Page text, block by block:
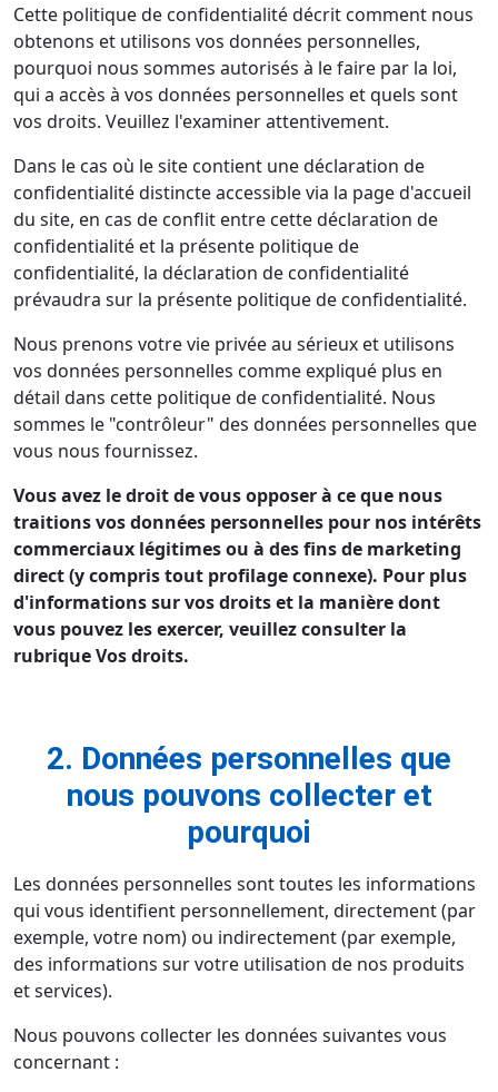
Cette politique de confidentialité décrit comment nous
obtenons et utilisons vos données personnelles,
pourquoi nous sommes autorisés à le faire par la loi,
qui a accès à vos données personnelles et quels sont
vos droits. Veuillez l'examiner attentivement.
Dans le cas où le site contient une déclaration de
confidentialité distincte accessible via la page d'accueil
du site, en cas de conflit entre cette déclaration de
confidentialité et la présente politique de
confidentialité, la déclaration de confidentialité
prévaudra sur la présente politique de confidentialité.
Nous prenons votre vie privée au sérieux et utilisons
vos données personnelles comme expliqué plus en
détail dans cette politique de confidentialité. Nous
sommes le "contrôleur" des données personnelles que
vous nous fournissez.
Vous avez le droit de vous opposer à ce que nous
traitions vos données personnelles pour nos intérêts
commerciaux légitimes ou à des fins de marketing
direct (y compris tout profilage connexe). Pour plus
d'informations sur vos droits et la manière dont
vous pouvez les exercer, veuillez consulter la
rubrique Vos droits.
2. Données personnelles que
nous pouvons collecter et
pourquoi
Les données personnelles sont toutes les informations
qui vous identifient personnellement, directement (par
exemple, votre nom) ou indirectement (par exemple,
des informations sur votre utilisation de nos produits
et services).
Nous pouvons collecter les données suivantes vous
concernant :